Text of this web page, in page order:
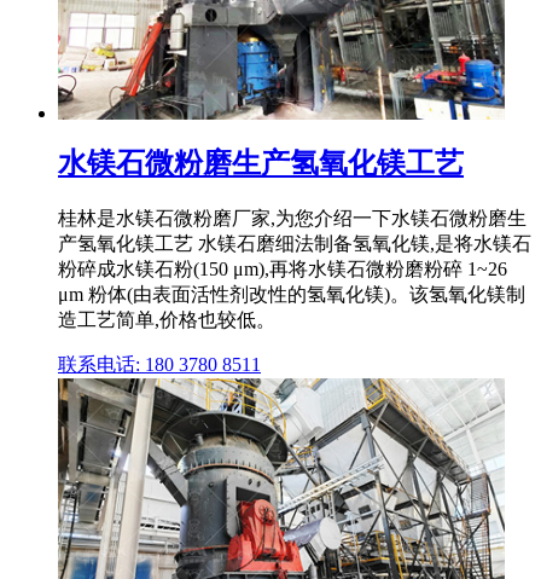
水镁石微粉磨生产氢氧化镁工艺
桂林是水镁石微粉磨厂家,为您介绍一下水镁石微粉磨生
产氢氧化镁工艺 水镁石磨细法制备氢氧化镁,是将水镁石
粉碎成水镁石粉(150 μm),再将水镁石微粉磨粉碎 1~26
μm 粉体(由表面活性剂改性的氢氧化镁)。该氢氧化镁制
造工艺简单,价格也较低。
联系电话: 180 3780 8511